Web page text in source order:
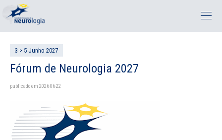
3 > 5 Junho 2027
Fórum de Neurologia 2027
publicado em 2026-06-22